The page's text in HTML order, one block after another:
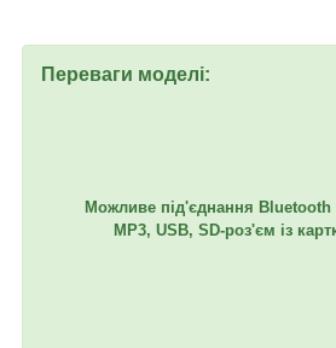
Переваги моделі:
Можливе під'єднання Bluetooth
MP3, USB, SD-роз'єм із